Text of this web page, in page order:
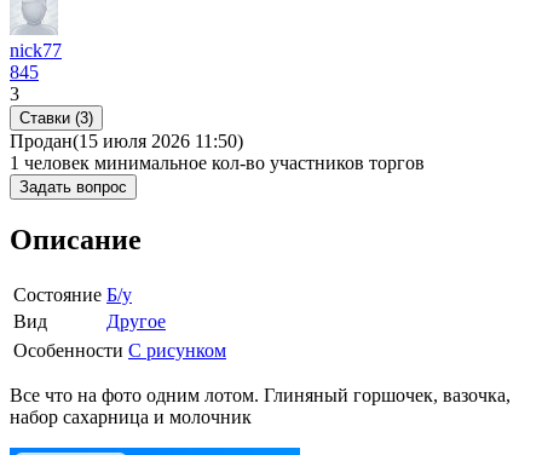
nick77
845
3
Ставки (3)
Продан(15 июля 2026 11:50)
1 человек минимальное кол-во участников торгов
Задать вопрос
Описание
Состояние Б/у
Вид
Другое
Особенности С рисунком
Все что на фото одним лотом. Глиняный горшочек, вазочка,
набор сахарница и молочник